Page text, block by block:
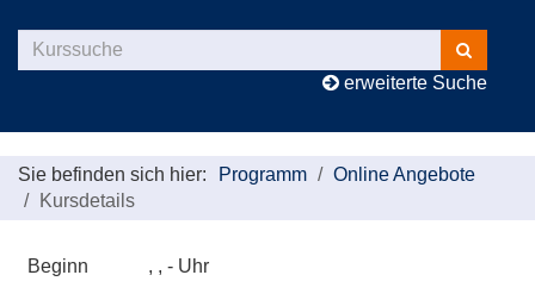
Kurse
suchen
erweiterte Suche
Sie befinden sich hier: Programm
Online Angebote
Kursdetails
Beginn , , - Uhr